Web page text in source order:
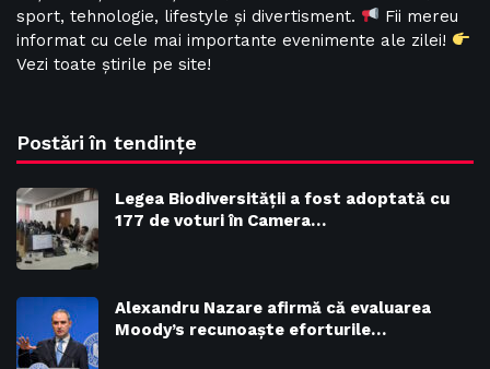
sport, tehnologie, lifestyle și divertisment.
Fii mereu
informat cu cele mai importante evenimente ale zilei!
Vezi toate știrile pe site!
Postări în tendințe
Legea Biodiversităţii a fost adoptată cu
177 de voturi în Camera…
Alexandru Nazare afirmă că evaluarea
Moody’s recunoaște eforturile…